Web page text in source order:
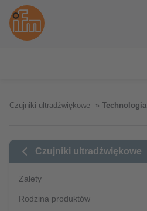
Czujniki ultradźwiękowe Technologia
Czujniki ultradźwiękowe
Zalety
Rodzina produktów